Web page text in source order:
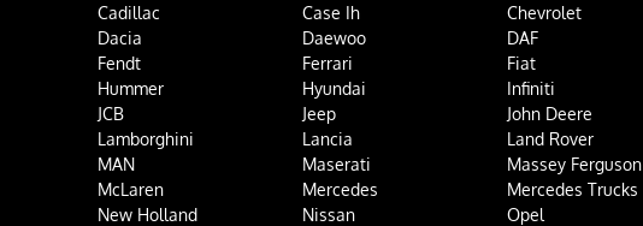
Cadillac Case Ih Chevrolet
Dacia Daewoo DAF
Fendt Ferrari Fiat
Hummer Hyundai Infiniti
JCB Jeep John Deere
Lamborghini Lancia Land Rover
MAN Maserati Massey Ferguson
McLaren Mercedes Mercedes Trucks
New Holland Nissan Opel